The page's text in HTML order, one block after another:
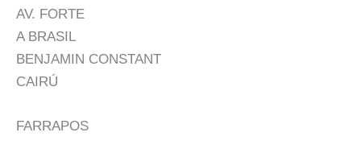
AV. FORTE
A BRASIL
BENJAMIN CONSTANT
CAIRÚ
FARRAPOS